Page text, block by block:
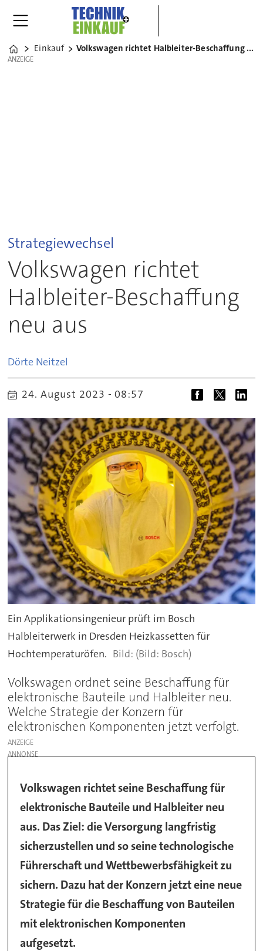
Home
Einkauf Volkswagen richtet Halbleiter-Beschaffung neu aus
ANZEIGE
ANZEIGE
Strategiewechsel
Volkswagen richtet
Halbleiter-Beschaffung
neu aus
Dörte Neitzel
24. August 2023 - 08:57
Ein Applikationsingenieur prüft im Bosch
Halbleiterwerk in Dresden Heizkassetten für
Hochtemperaturöfen.
(Bild: Bosch)
Volkswagen ordnet seine Beschaffung für
elektronische Bauteile und Halbleiter neu.
Welche Strategie der Konzern für
elektronischen Komponenten jetzt verfolgt.
ANZEIGE
Volkswagen richtet seine Beschaffung für
elektronische Bauteile und Halbleiter neu
aus. Das Ziel: die Versorgung langfristig
sicherzustellen und so seine technologische
Führerschaft und Wettbewerbsfähigkeit zu
sichern. Dazu hat der Konzern jetzt eine neue
Strategie für die Beschaffung von Bauteilen
mit elektronischen Komponenten
aufgesetzt.